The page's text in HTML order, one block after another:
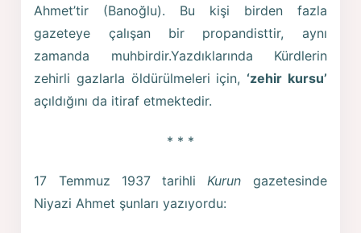
Ahmet’tir (Banoğlu). Bu kişi birden fazla
gazeteye çalışan bir propandisttir, aynı
zamanda muhbirdir.Yazdıklarında Kürdlerin
zehirli gazlarla öldürülmeleri için, ‘zehir kursu’
açıldığını da itiraf etmektedir.
* * *
17 Temmuz 1937 tarihliKurun gazetesinde
Niyazi Ahmet şunları yazıyordu: